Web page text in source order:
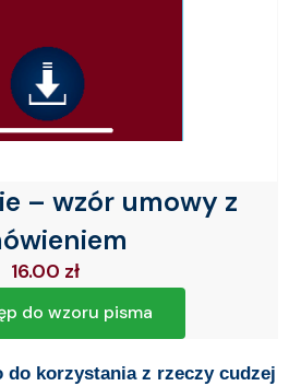
– wzór umowy z
16.00 zł
do wzoru pisma
do korzystania z rzeczy cudzej